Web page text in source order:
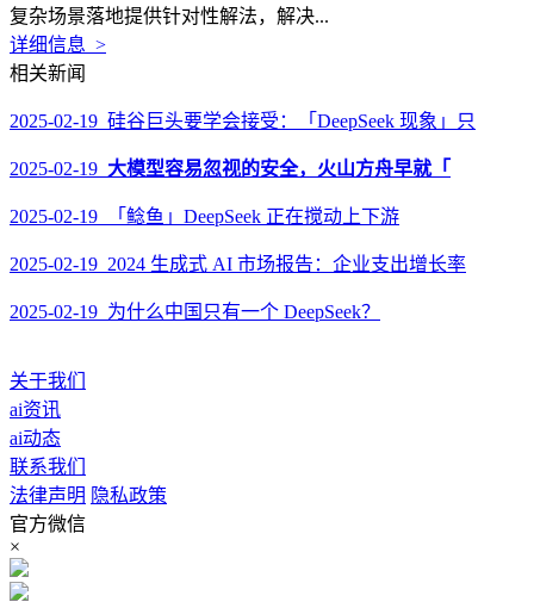
复杂场景落地提供针对性解法，解决...
详细信息 >
相关新闻
2025-02-19 硅谷巨头要学会接受：「DeepSeek 现象」只
2025-02-19 大模型容易忽视的安全，火山方舟早就「
2025-02-19 「鲶鱼」DeepSeek 正在搅动上下游
2025-02-19 2024 生成式 AI 市场报告：企业支出增长率
2025-02-19 为什么中国只有一个 DeepSeek？
关于我们
ai资讯
ai动态
联系我们
法律声明 隐私政策
官方微信
×